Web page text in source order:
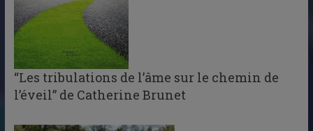
“Les tribulations de l’âme sur le chemin de
l’éveil” de Catherine Brunet